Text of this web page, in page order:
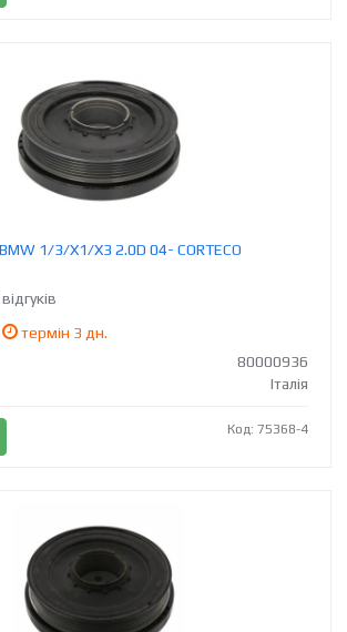
1/3/X1/X3 2.0D 04- CORTECO
термін 3 дн.
80000936
Італія
Код: 75368-4